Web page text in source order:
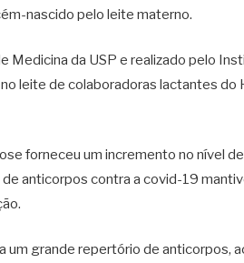
nascido pelo leite materno.
Medicina da USP e realizado pelo
leite de colaboradoras lactantes do
forneceu um incremento no nível
anticorpos contra a covid-19
grande repertório de anticorpos,